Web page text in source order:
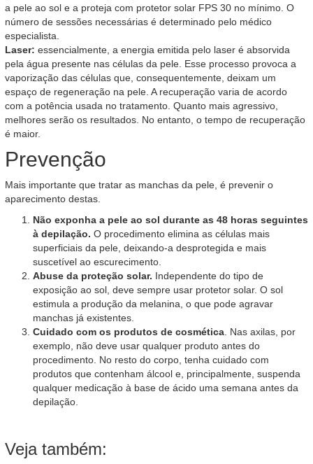
a pele ao sol e a proteja com protetor solar FPS 30 no mínimo. O
número de sessões necessárias é determinado pelo médico
especialista.
Laser: essencialmente, a energia emitida pelo laser é absorvida
pela água presente nas células da pele. Esse processo provoca a
vaporização das células que, consequentemente, deixam um
espaço de regeneração na pele. A recuperação varia de acordo
com a potência usada no tratamento. Quanto mais agressivo,
melhores serão os resultados. No entanto, o tempo de recuperação
é maior.
Prevenção
Mais importante que tratar as manchas da pele, é prevenir o
aparecimento destas.
Não exponha a pele ao sol durante as 48 horas seguintes
à depilação. O procedimento elimina as células mais
superficiais da pele, deixando-a desprotegida e mais
suscetível ao escurecimento.
Abuse da proteção solar. Independente do tipo de
exposição ao sol, deve sempre usar protetor solar. O sol
estimula a produção da melanina, o que pode agravar
manchas já existentes.
Cuidado com os produtos de cosmética . Nas axilas, por
exemplo, não deve usar qualquer produto antes do
procedimento. No resto do corpo, tenha cuidado com
produtos que contenham álcool e, principalmente, suspenda
qualquer medicação à base de ácido uma semana antes da
depilação.
Veja também: